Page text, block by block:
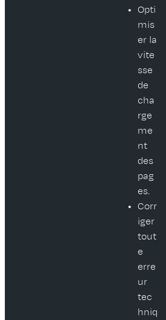
Opti
mis
er la
vite
sse
de
cha
rge
me
nt
des
pag
es.
Corr
iger
tout
e
erre
ur
tec
hniq